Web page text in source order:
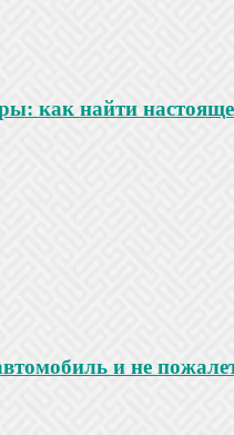
как найти
и не